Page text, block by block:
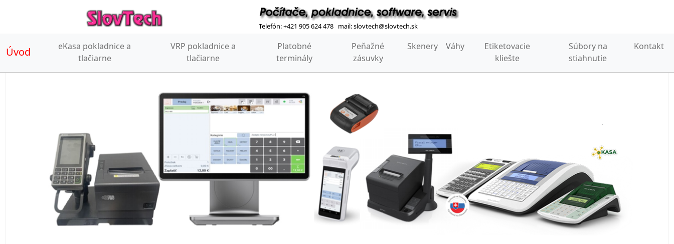
Telefón: +421 905 624 478 mail: slovtech@slovtech.sk
Úvod
eKasa pokladnice a
tlačiarne(current)
VRP pokladnice a
tlačiarne
Platobné
terminály
Peňažné
zásuvky
Skenery Váhy
Etiketovacie
kliešte
Súbory na
stiahnutie
Kontakt